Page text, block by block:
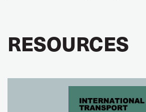
RESOURCES